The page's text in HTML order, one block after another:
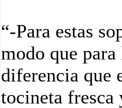
“-Para estas
modo que
diferencia que
tocineta